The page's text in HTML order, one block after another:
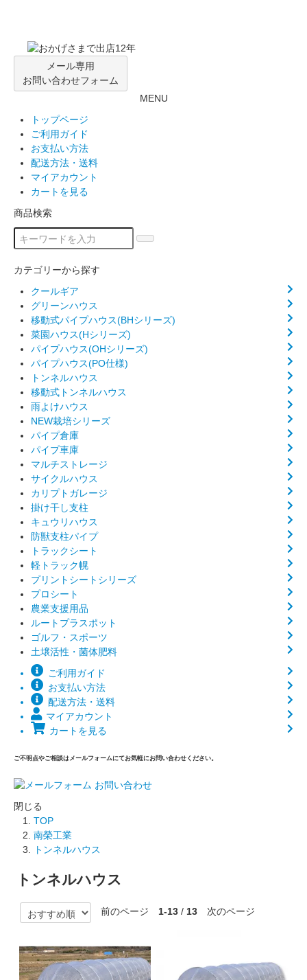
メール専用
お問い合わせフォーム
MENU
トップページ
ご利用ガイド
お支払い方法
配送方法・送料
マイアカウント
カートを見る
商品検索
カテゴリーから探す
クールギア
グリーンハウス
移動式パイプハウス(BHシリーズ)
菜園ハウス(Hシリーズ)
パイプハウス(OHシリーズ)
パイプハウス(PO仕様)
トンネルハウス
移動式トンネルハウス
雨よけハウス
NEW栽培シリーズ
パイプ倉庫
パイプ車庫
マルチストレージ
サイクルハウス
カリプトガレージ
掛け干し支柱
キュウリハウス
防獣支柱パイプ
トラックシート
軽トラック幌
プリントシートシリーズ
プロシート
農業支援用品
ルートプラスポット
ゴルフ・スポーツ
土壌活性・菌体肥料
ご利用ガイド
お支払い方法
配送方法・送料
マイアカウント
カートを見る
ご不明点やご相談はメールフォームにてお気軽にお問い合わせください。
閉じる
TOP
南榮工業
トンネルハウス
トンネルハウス
前のページ 1-13/13 次のページ